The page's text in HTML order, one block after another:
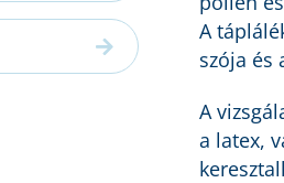
A
szója és
A
a latex,